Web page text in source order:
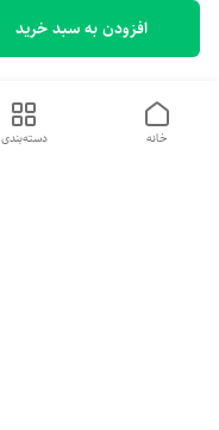
افزودن به سبد خرید
دسته‌بندی خانه